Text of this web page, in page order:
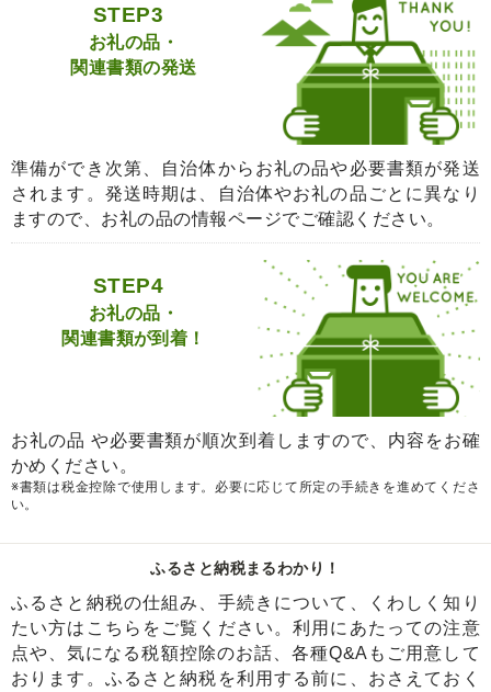
STEP3
お礼の品・
関連書類の発送
準備ができ次第、自治体からお礼の品や必要書類が発送
されます。発送時期は、自治体やお礼の品ごとに異なり
ますので、お礼の品の情報ページでご確認ください。
STEP4
お礼の品・
関連書類が到着！
お礼の品 や必要書類が順次到着しますので、内容をお確
かめください。
※書類は税金控除で使用します。必要に応じて所定の手続きを進めてくださ
い。
ふるさと納税まるわかり！
ふるさと納税の仕組み、手続きについて、くわしく知り
たい方はこちらをご覧ください。利用にあたっての注意
点や、気になる税額控除のお話、各種Q&Aもご用意して
おります。ふるさと納税を利用する前に、おさえておく